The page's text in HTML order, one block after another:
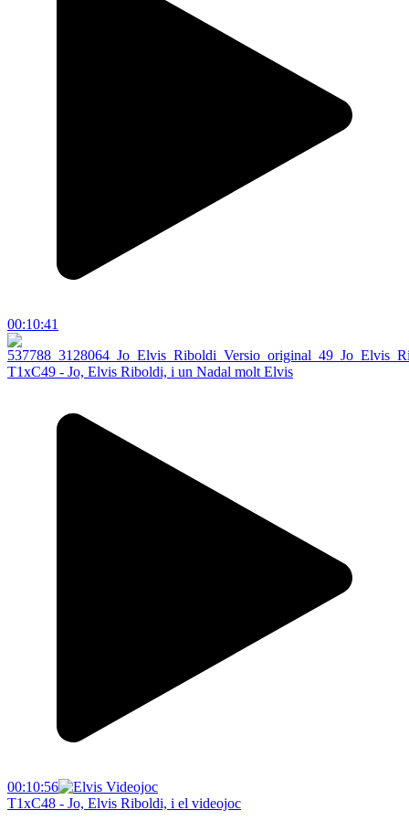
00:10:41
T1xC49 - Jo, Elvis Riboldi, i un Nadal molt Elvis
00:10:56
T1xC48 - Jo, Elvis Riboldi, i el videojoc